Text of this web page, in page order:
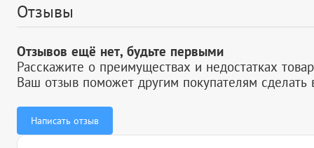
Отзывы
Отзывов ещё нет, будьте первыми
Расскажите о преимуществах и недостатках
Ваш отзыв поможет другим покупателям сделать
Написать отзыв